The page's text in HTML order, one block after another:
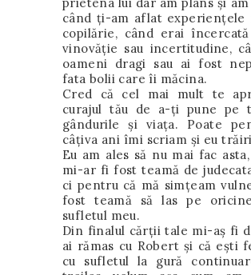
când ţi-am aflat experiențele
copilărie, când erai
vinovăţie sau incertitudine,
oameni dragi sau ai fost
fata bolii care îi măcina.
Cred că cel mai mult te
curajul tău de a-ţi pune pe
gândurile şi viaţa. Poate
câţiva ani îmi scriam şi eu
Eu am ales să nu mai fac
mi-ar fi fost teamă de
ci pentru că mă simţeam
fost teamă să las pe
sufletul meu.
Din finalul cărţii tale mi-aş fi
ai rămas cu Robert şi că ești
cu sufletul la gură